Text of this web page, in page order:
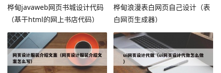
桦甸javaweb网页书城设计代码
（基于html的网上书店代码）
桦甸浪漫表白网页自己设计（表
白网页生成器）